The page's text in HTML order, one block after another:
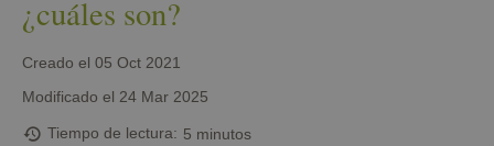
¿cuáles son?
Creado el 05 Oct 2021
Modificado el 24 Mar 2025
Tiempo de lectura 5 minutos